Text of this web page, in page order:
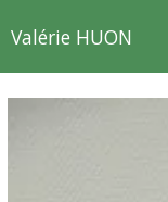
Valérie HUON